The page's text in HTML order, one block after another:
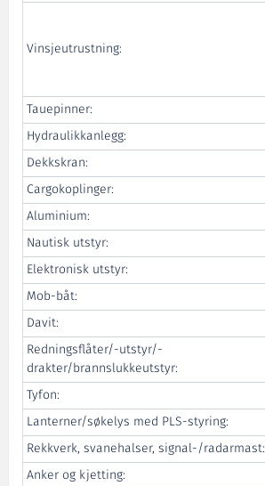
Vinsjeutrustning:
Tauepinner:
Hydraulikkanlegg:
Dekkskran:
Cargokoplinger:
Aluminium:
Nautisk utstyr:
Elektronisk utstyr:
Mob-båt:
Davit:
Redningsflåter/-utstyr/-
drakter/brannslukkeutstyr:
Tyfon:
Lanterner/søkelys med PLS-styring:
Rekkverk, svanehalser, signal-/radarmast:
Anker og kjetting: